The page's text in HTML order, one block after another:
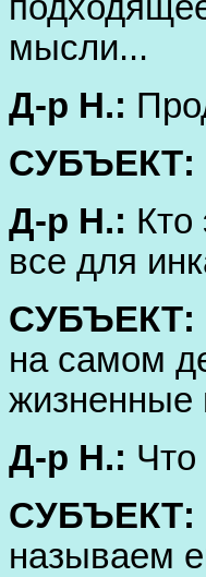
мысли...
Д-р Н.:
СУБЪЕКТ:
Д-р Н.: Кто
все для
СУБЪЕКТ:
на самом
жизненные
Д-р Н.: Что
СУБЪЕКТ:
называем